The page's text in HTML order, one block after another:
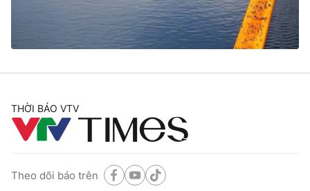
Thị trường
Tư vấn
Lịch phát sóng
Emagazine Podcast
THỜI BÁO VTV
Theo dõi báo trên